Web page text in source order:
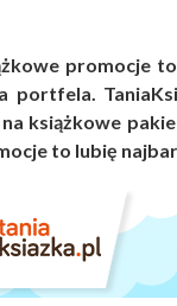
promocje
portfela.
książkowe
to lubię